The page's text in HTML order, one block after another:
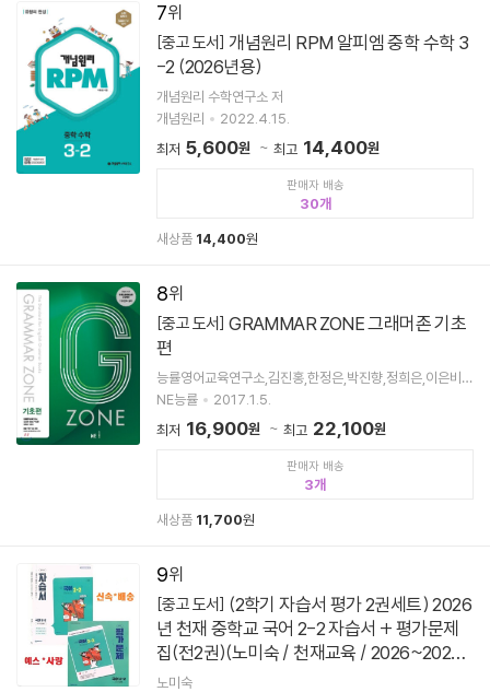
7
[중고 도서]
-2 (2026년용)
개념원리 수학연구소 저
개념원리
2022.4.15.
최저 5,600원 최고 14,400원
판매자 배송
30
새상품 14,400원
8
[중고 도서] GRAMMAR ZONE 그래머존 기초
편
능률영어교육연구소,김진홍,한정은,박진향,정희은,이은비
공저
NE능률
2017.1.5.
최저 16,900원 최고 22,100원
판매자 배송
3
새상품 11,700원
9
[중고 도서]
년 천재 중학교 국어 2-2 자습서 + 평가문제
집(전2권)(노미숙 / 천재교육 / 2026~2027
년용)
노미숙